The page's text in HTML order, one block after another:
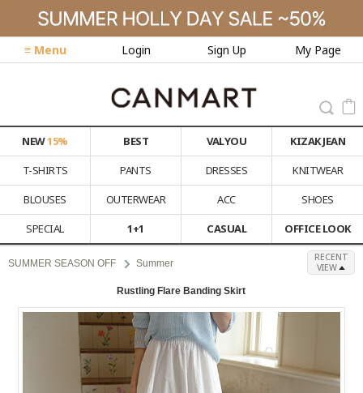
≡ Menu Login Sign Up My Page
NEW15% BEST VALYOU
KIZAK JEAN
T-SHIRTS
PANTS DRESSES
KNITWEAR
BLOUSES
OUTERWEAR ACC
SHOES
SPECIAL
1+1 CASUAL OFFICE LOOK
SUMMER SEASON OFF Summer
RECENT
VIEW
Rustling Flare Banding Skirt